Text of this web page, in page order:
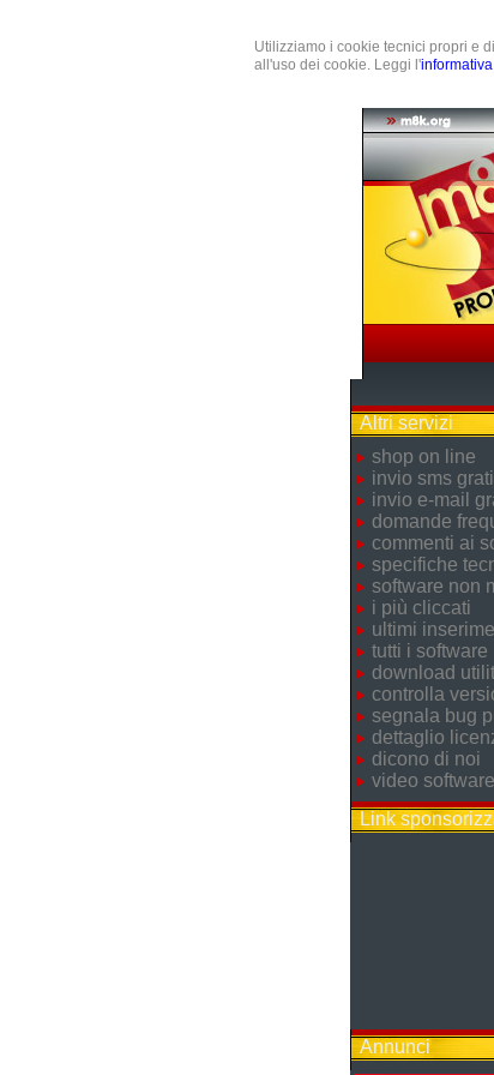
Utilizziamo i cookie tecnici propri e
all'uso dei cookie. Leggi l'
Altri servizi
shop on line
invio sms
invio e-mail
domande
commenti ai
specifiche
software non
i più cliccati
ultimi
tutti i software
download
controlla
segnala bug
dettaglio
dicono di noi
video software
Link
Annunci